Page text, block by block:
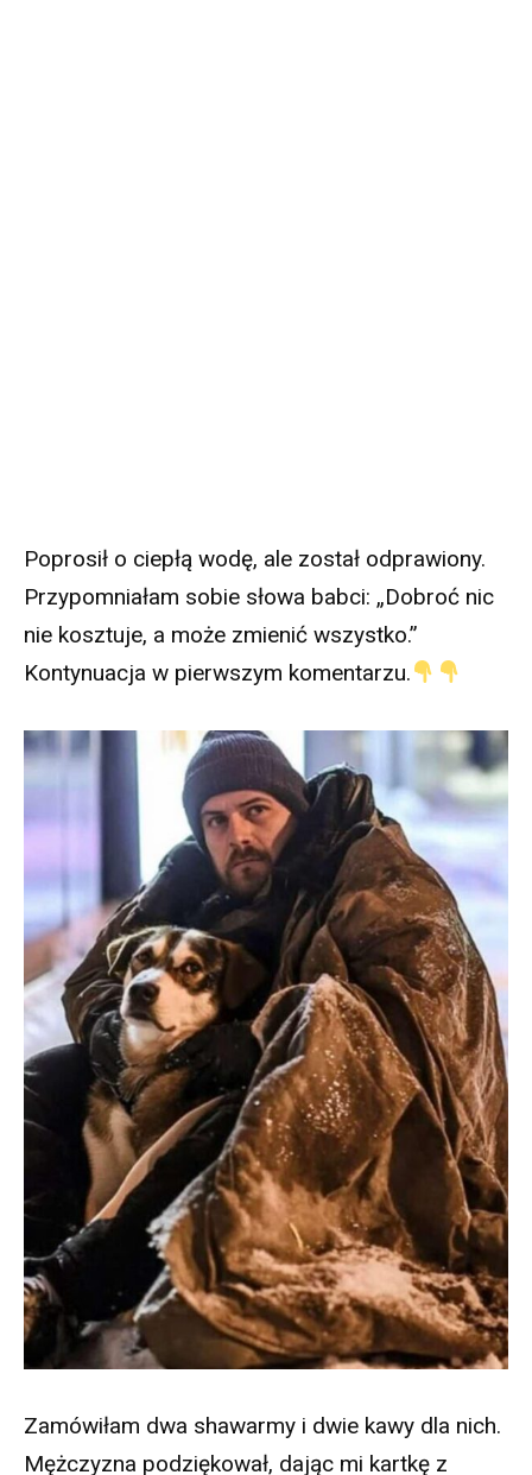
Poprosił o ciepłą wodę, ale został odprawiony.
Przypomniałam sobie słowa babci: „Dobroć nic
nie kosztuje, a może zmienić wszystko.”
Kontynuacja w pierwszym komentarzu.
Zamówiłam dwa shawarmy i dwie kawy dla nich.
Mężczyzna podziękował, dając mi kartkę z